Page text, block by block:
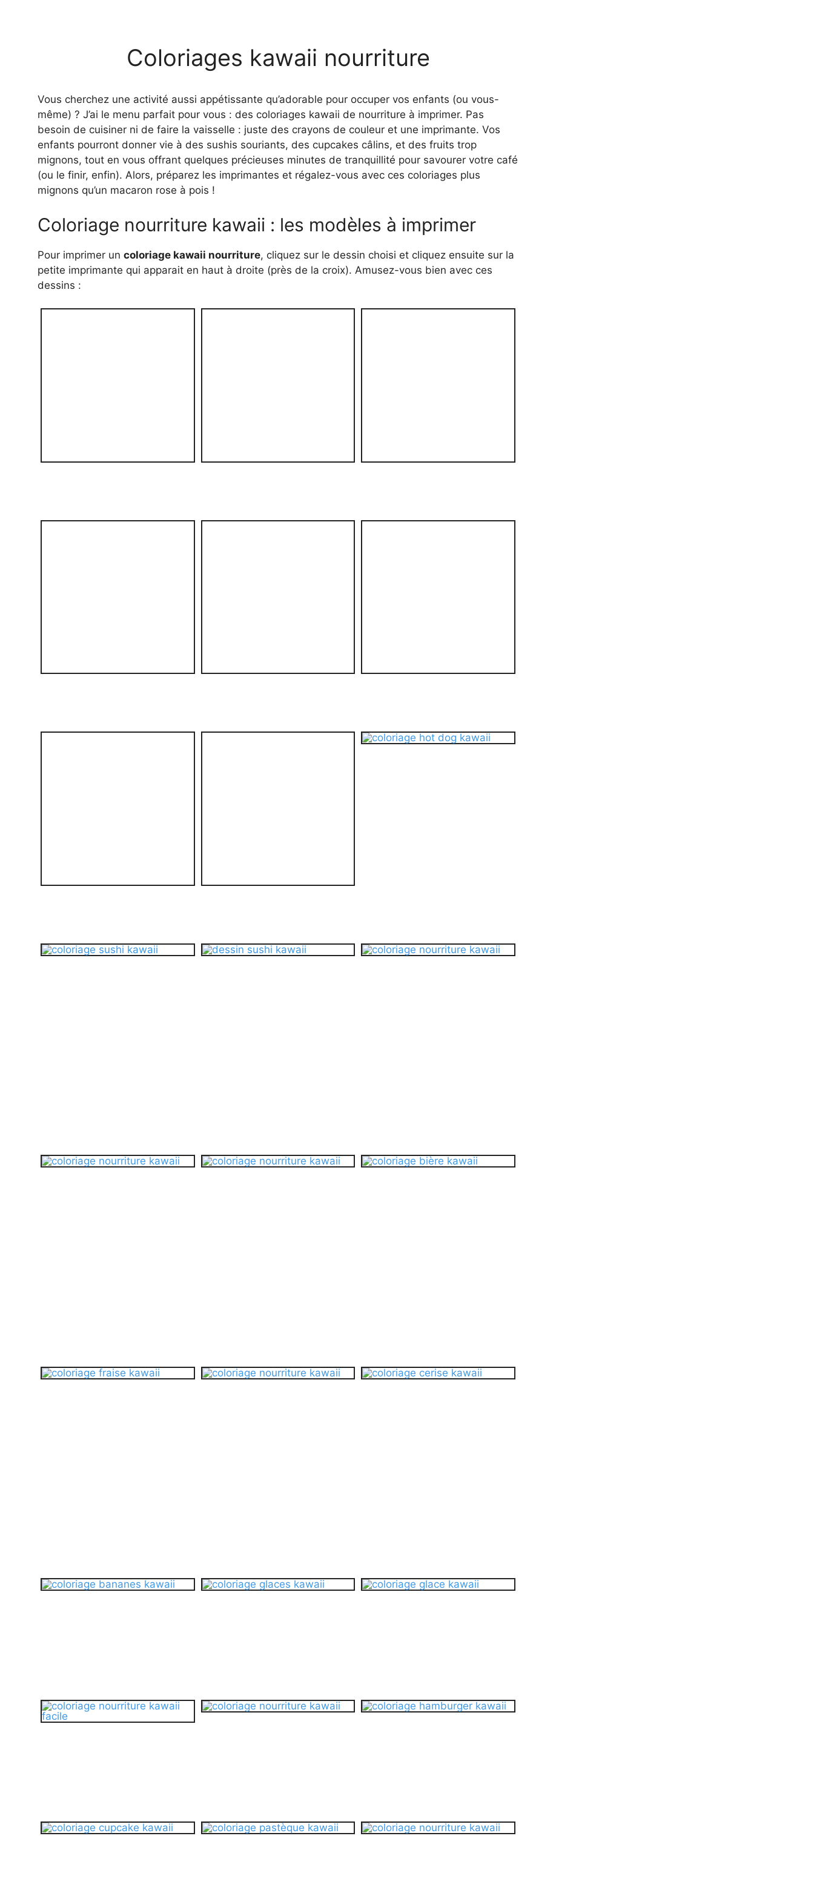
Coloriages kawaii nourriture
Vous cherchez une activité aussi appétissante qu’adorable pour occuper vos enfants (ou vous-
même) ? J’ai le menu parfait pour vous : des coloriages kawaii de nourriture à imprimer. Pas
besoin de cuisiner ni de faire la vaisselle : juste des crayons de couleur et une imprimante. Vos
enfants pourront donner vie à des sushis souriants, des cupcakes câlins, et des fruits trop
mignons, tout en vous offrant quelques précieuses minutes de tranquillité pour savourer votre café
(ou le finir, enfin). Alors, préparez les imprimantes et régalez-vous avec ces coloriages plus
mignons qu’un macaron rose à pois !
Coloriage nourriture kawaii : les modèles à imprimer
Pour imprimer un coloriage kawaii nourriture, cliquez sur le dessin choisi et cliquez ensuite sur la
petite imprimante qui apparait en haut à droite (près de la croix). Amusez-vous bien avec ces
dessins :